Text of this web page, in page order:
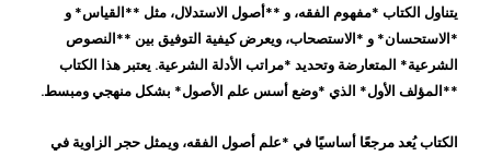
يتناول الكتاب *مفهوم الفقه، و **أصول الاستدلال، مثل **القياس* و
*الاستحسان* و *الاستصحاب، ويعرض كيفية التوفيق بين **النصوص
الشرعية* المتعارضة وتحديد *مراتب الأدلة الشرعية. يعتبر هذا الكتاب
**المؤلف الأول* الذي *وضع أسس علم الأصول* بشكل منهجي ومبسط.
الكتاب يُعد مرجعًا أساسيًا في *علم أصول الفقه، ويمثل حجر الزاوية في